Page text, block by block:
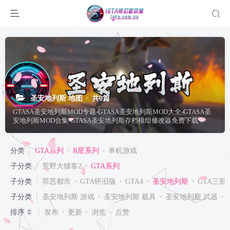
圣安地列斯 地图 共0篇
GTASA圣安地列斯MOD专题-GTASA圣安地列斯MOD大全-GTASA圣
安地列斯MOD合集-GTASA圣安地列斯存档模组修改器免费下载！
分类 GTA系列 R星系列
单机游戏
子分类
荒野大镖客2
GTA系列
子分类
罪恶都市 GTA怀旧版 GTA4 圣安地列斯
GTA三部
子分类
圣安地列斯 游戏 圣安地列斯 载具 圣安地列斯 武器
排序
发布 更新 浏览 点赞